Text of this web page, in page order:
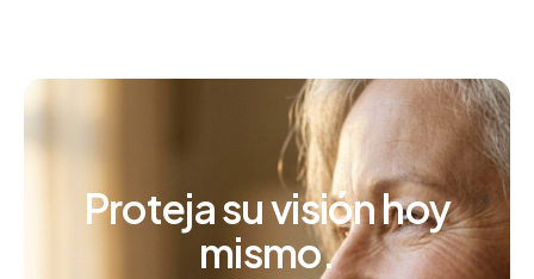
Protejasuvisiónhoy
mismo.